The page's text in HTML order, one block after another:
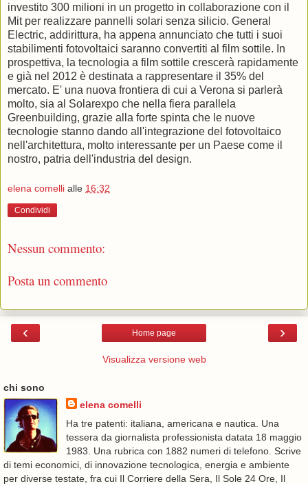
investito 300 milioni in un progetto in collaborazione con il
Mit per realizzare pannelli solari senza silicio. General
Electric, addirittura, ha appena annunciato che tutti i suoi
stabilimenti fotovoltaici saranno convertiti al film sottile. In
prospettiva, la tecnologia a film sottile crescerà rapidamente
e già nel 2012 è destinata a rappresentare il 35% del
mercato. E' una nuova frontiera di cui a Verona si parlerà
molto, sia al Solarexpo che nella fiera parallela
Greenbuilding, grazie alla forte spinta che le nuove
tecnologie stanno dando all'integrazione del fotovoltaico
nell'architettura, molto interessante per un Paese come il
nostro, patria dell'industria del design.
elena comelli alle 16:32
Condividi
Nessun commento:
Posta un commento
‹ ›
Home page
Visualizza versione web
chi sono
elena comelli
Ha tre patenti: italiana, americana e nautica. Una
tessera da giornalista professionista datata 18 maggio
1983. Una rubrica con 1882 numeri di telefono. Scrive
di temi economici, di innovazione tecnologica, energia e ambiente
per diverse testate, fra cui Il Corriere della Sera, Il Sole 24 Ore, Il